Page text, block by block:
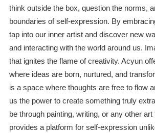
think outside the box, question the norms,
boundaries of self-expression. By
tap into our inner artist and discover new
and interacting with the world around us.
that ignites the flame of creativity. Acyun
where ideas are born, nurtured, and
is a space where thoughts are free to flow
us the power to create something truly
be through painting, writing, or any other
provides a platform for self-expression